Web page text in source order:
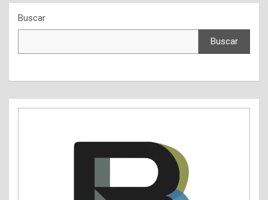
Buscar
Buscar